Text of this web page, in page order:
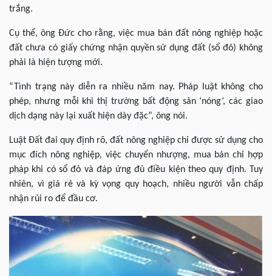
trắng.
Cụ thể, ông Đức cho rằng, việc mua bán đất nông nghiệp hoặc
đất chưa có giấy chứng nhận quyền sử dụng đất (sổ đỏ) không
phải là hiện tượng mới.
“Tình trạng này diễn ra nhiều năm nay. Pháp luật không cho
phép, nhưng mỗi khi thị trường bất động sản ‘nóng’, các giao
dịch dạng này lại xuất hiện dày đặc”, ông nói.
Luật Đất đai quy định rõ, đất nông nghiệp chỉ được sử dụng cho
mục đích nông nghiệp, việc chuyển nhượng, mua bán chỉ hợp
pháp khi có sổ đỏ và đáp ứng đủ điều kiện theo quy định. Tuy
nhiên, vì giá rẻ và kỳ vọng quy hoạch, nhiều người vẫn chấp
nhận rủi ro để đầu cơ.